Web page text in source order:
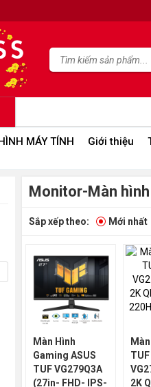
MÁY TÍNH Giới thiệu
Monitor-Màn
Sắp xếp theo: Mới nhất
Màn Hình
Gaming ASUS
TUF VG279Q3A
(27in- FHD- IPS-
2K